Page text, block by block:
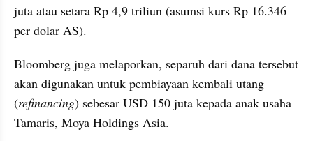
juta atau setara Rp 4,9 triliun (asumsi kurs Rp 16.346
per dolar AS).
Bloomberg juga melaporkan, separuh dari dana tersebut
akan digunakan untuk pembiayaan kembali utang
(refinancing) sebesar USD 150 juta kepada anak usaha
Tamaris, Moya Holdings Asia.